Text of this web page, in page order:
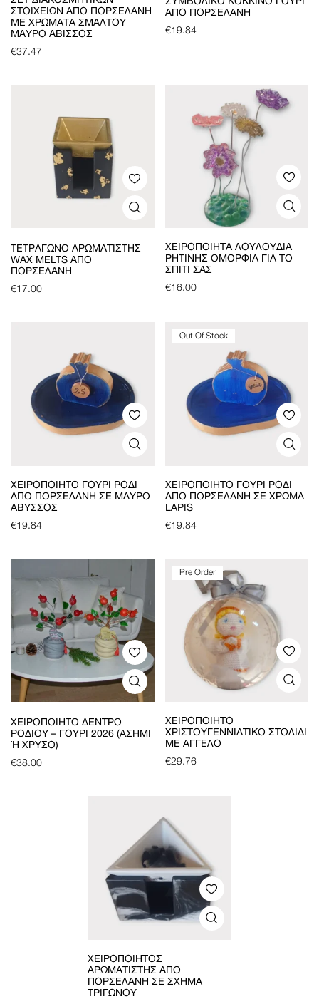
ΣΤΟΙΧΕΊΩΝ ΑΠΌ ΠΟΡΣΕΛΆΝΗ
ΜΕ ΧΡΏΜΑΤΑ ΣΜΆΛΤΟΥ
ΜΑΎΡΟ ΆΒΙΣΣΟΣ
€37.47
ΑΠΌ ΠΟΡΣΕΛΆΝΗ
€19.84
ΤΕΤΡΆΓΩΝΟ ΑΡΩΜΑΤΙΣΤΉΣ
WAX MELTS ΑΠΌ
ΠΟΡΣΕΛΆΝΗ
€17.00
ΧΕΙΡΟΠΟΊΗΤΑ ΛΟΥΛΟΎΔΙΑ
ΡΗΤΊΝΗΣ ΟΜΟΡΦΙΆ ΓΙΑ ΤΟ
ΣΠΊΤΙ ΣΑΣ
€16.00
ΧΕΙΡΟΠΟΊΗΤΟ ΓΟΎΡΙ ΡΌΔΙ
ΑΠΌ ΠΟΡΣΕΛΆΝΗ ΣΕ ΜΑΎΡΟ
ΆΒΥΣΣΟΣ
€19.84
Out Of Stock
ΧΕΙΡΟΠΟΊΗΤΟ ΓΟΎΡΙ ΡΌΔΙ
ΑΠΌ ΠΟΡΣΕΛΆΝΗ ΣΕ ΧΡΏΜΑ
LAPIS
€19.84
ΧΕΙΡΟΠΟΊΗΤΟ ΔΈΝΤΡΟ
ΡΟΔΙΟΎ – ΓΟΎΡΙ 2026 (ΑΣΗΜΊ
Ή ΧΡΥΣΌ)
€38.00
Pre Order
ΧΕΙΡΟΠΟΊΗΤΟ
ΧΡΙΣΤΟΥΓΕΝΝΙΆΤΙΚΟ ΣΤΟΛΊΔΙ
ΜΕ ΆΓΓΕΛΟ
€29.76
ΧΕΙΡΟΠΟΊΗΤΟΣ
ΑΡΩΜΑΤΙΣΤΉΣ ΑΠΌ
ΠΟΡΣΕΛΆΝΗ ΣΕ ΣΧΉΜΑ
ΤΡΙΓΏΝΟΥ